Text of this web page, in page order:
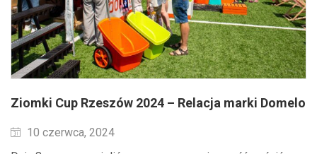
Ziomki Cup Rzeszów 2024 – Relacja marki Domelo
Wysłane
10 czerwca, 2024